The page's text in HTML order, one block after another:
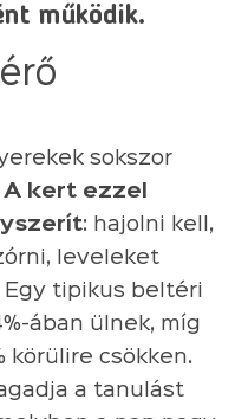
működik.
sokszor
A kert ezzel
: hajolni kell,
leveleket
tipikus beltéri
ában ülnek, míg
körülire csökken.
a tanulást